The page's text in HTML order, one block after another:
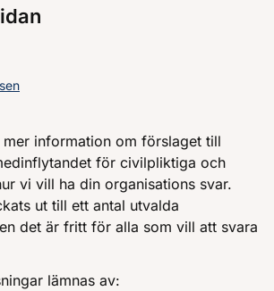
information om förslaget till
för civilpliktiga och
vi vill ha din organisations svar.
ut till ett antal utvalda
det är fritt för alla som vill att svara
lämnas av: